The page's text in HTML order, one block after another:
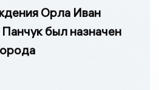
Орла Иван
был назначен